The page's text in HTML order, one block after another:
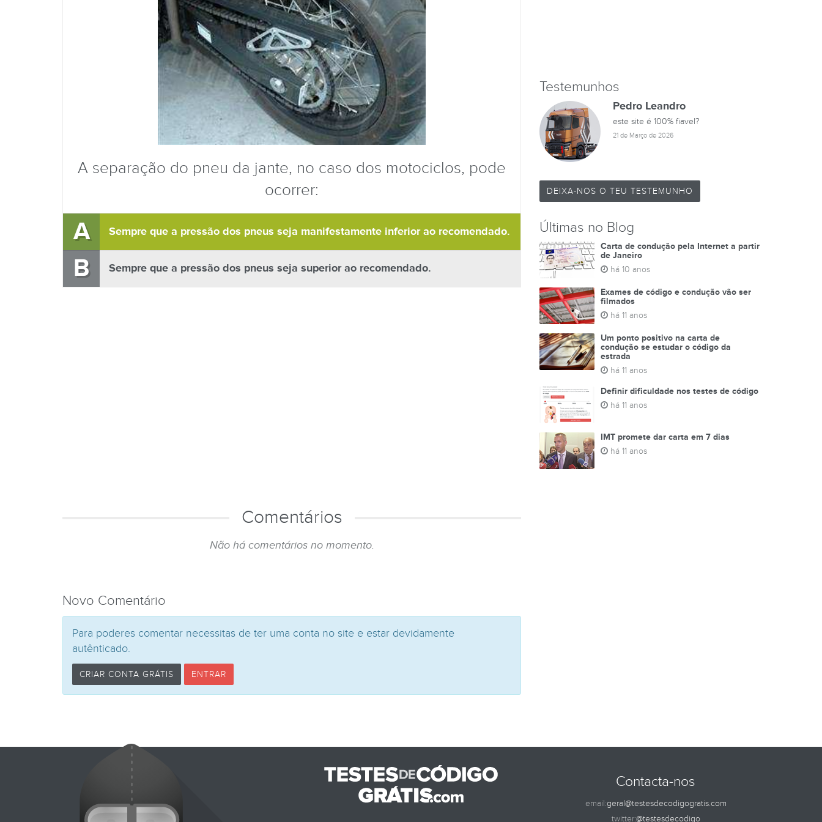
A separação do pneu da jante, no caso dos motociclos, pode
ocorrer:
A Sempre que a pressão dos pneus seja manifestamente inferior ao recomendado.
B Sempre que a pressão dos pneus seja superior ao recomendado.
Comentários
Não há comentários no momento.
Novo Comentário
Para poderes comentar necessitas de ter uma conta no site e estar devidamente
autênticado.
CRIAR CONTA GRÁTIS ENTRAR
Testemunhos
Pedro Leandro
este site é 100% fiavel?
21 de Março de 2026
DEIXA-NOS O TEU TESTEMUNHO
Últimas no Blog
Carta de condução pela Internet a partir
de Janeiro
há 10 anos
Exames de código e condução vão ser
filmados
há 11 anos
Um ponto positivo na carta de
condução se estudar o código da
estrada
há 11 anos
Definir dificuldade nos testes de código
há 11 anos
IMT promete dar carta em 7 dias
há 11 anos
Contacta-nos
email:geral@testesdecodigogratis.com
twitter:@testesdecodigo